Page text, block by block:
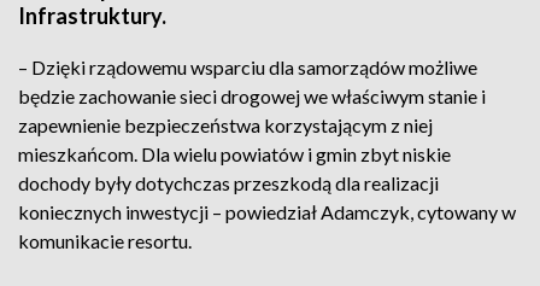
Infrastruktury.
– Dzięki rządowemu wsparciu dla samorządów możliwe
będzie zachowanie sieci drogowej we właściwym stanie i
zapewnienie bezpieczeństwa korzystającym z niej
mieszkańcom. Dla wielu powiatów i gmin zbyt niskie
dochody były dotychczas przeszkodą dla realizacji
koniecznych inwestycji – powiedział Adamczyk, cytowany w
komunikacie resortu.